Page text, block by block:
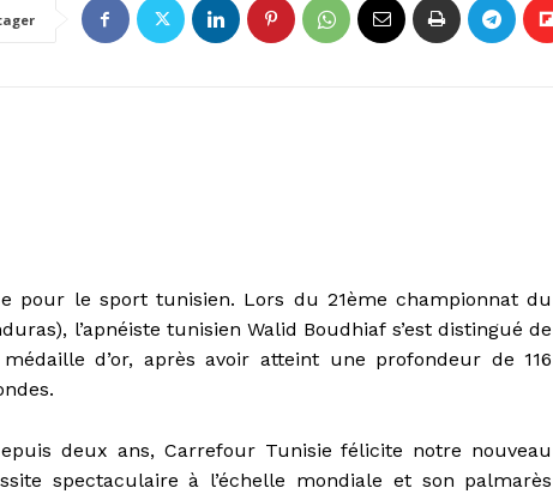
pour le sport tunisien. Lors du 21ème championnat du
l’apnéiste tunisien Walid Boudhiaf s’est distingué de
d’or, après avoir atteint une profondeur de 116
deux ans, Carrefour Tunisie félicite notre nouveau
spectaculaire à l’échelle mondiale et son palmarès